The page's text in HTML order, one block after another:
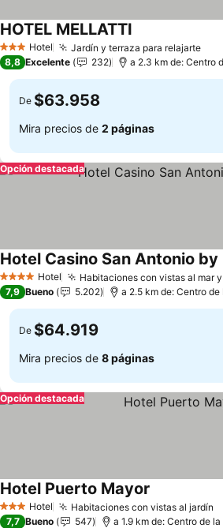
3 Estrellas
Hotel Jardín y terraza para relajarteVer
HOTEL MELLATTI
8,8 Excelente 232 a 2.3 km de: Centro
De $63.958
Mira precios de 2 páginas
Opción destacada
4 EstrellasHotel Habitaciones con vistas al mar
Hotel Casino San Antonio by
7,9 Bueno 5.202 a 2.5 km de: Centro
De $64.919
Mira precios de 8 páginas
Opción destacada
3 Estrellas
Hotel Habitaciones con vistas al jardín
Hotel Puerto Mayor
7,7 Bueno 547 a 1.9 km de: Centro de